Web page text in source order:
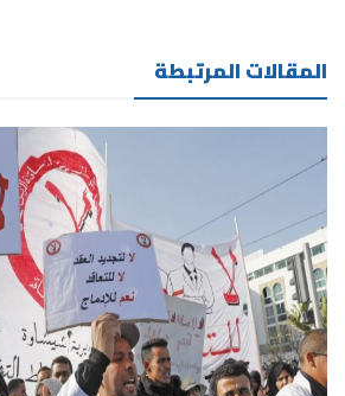
المقالات المرتبطة